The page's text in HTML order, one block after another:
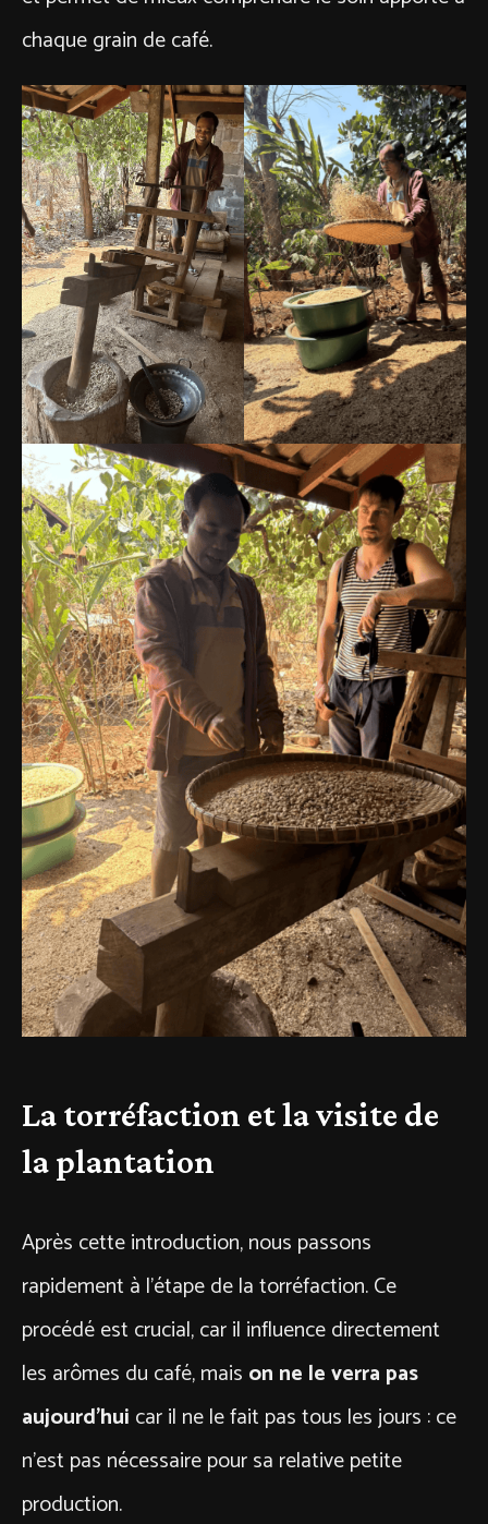
chaque grain de café.
La torréfaction et la visite de
la plantation
Après cette introduction, nous passons
rapidement à l’étape de la torréfaction. Ce
procédé est crucial, car il influence directement
les arômes du café, mais on ne le verra pas
aujourd’hui car il ne le fait pas tous les jours : ce
n’est pas nécessaire pour sa relative petite
production.